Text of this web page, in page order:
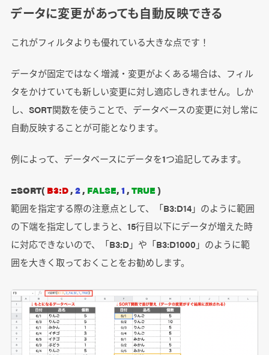
データに変更があっても自動反映できる
これがフィルタよりも優れている大きな点です！
データが固定ではなく増減・変更がよくある場合は、フィル
タをかけていても新しい変更に対し適応しきれません。しか
し、SORT関数を使うことで、データベースの変更に対し常に
自動反映することが可能となります。
例によって、データベースにデータを1つ追記してみます。
=SORT( B3:D,2, FALSE,1 ,TRUE)
範囲を指定する際の注意点として、「B3:D14」のように範囲
の下端を指定してしまうと、15行目以下にデータが増えた時
に対応できないので、「B3:D」や「B3:D1000」のように範
囲を大きく取っておくことをお勧めします。